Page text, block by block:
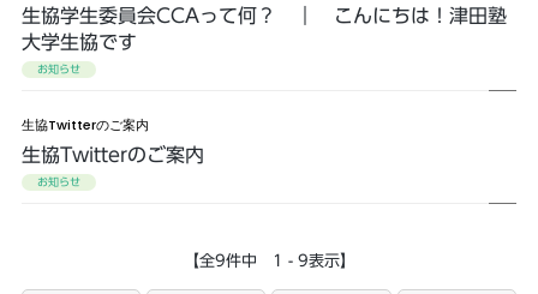
生協学生委員会CCAって何？ ｜ こんにちは！津田塾
大学生協です
お知らせ
生協Twitterのご案内
生協Twitterのご案内
お知らせ
【全9件中 1 - 9表示】